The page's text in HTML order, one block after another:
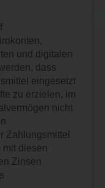
und digitalen
dass
eingesetzt
zu erzielen, im
nicht
Zahlungsmittel
mit diesen
Zinsen